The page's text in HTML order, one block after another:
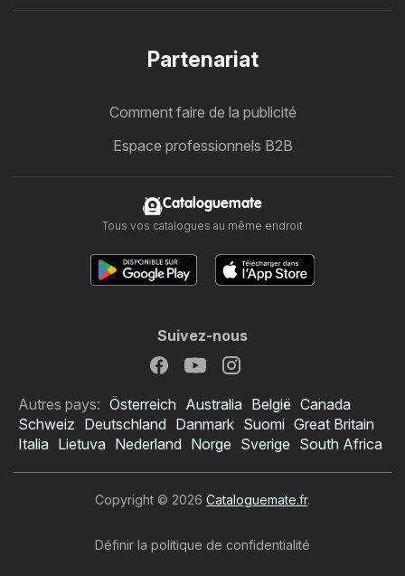
Partenariat
Comment faire de la publicité
Espace professionnels B2B
Cataloguemate
Tous vos catalogues au même endroit
Suivez-nous
Autres pays: Österreich Australia België Canada
Schweiz Deutschland Danmark Suomi Great Britain
Italia Lietuva Nederland Norge Sverige South Africa
Copyright © 2026 Cataloguemate.fr.
Définir la politique de confidentialité